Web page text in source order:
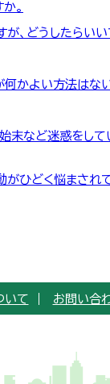
。
、どうしたらいい
かよい方法はな
末など迷惑をして
ひどく悩まされ
いて お問い合